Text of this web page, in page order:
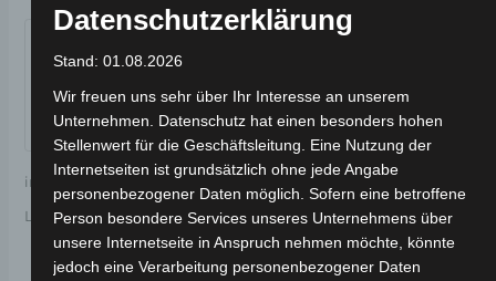
Garantiert sicherer Checkout
inkl. 19 % MwSt.
Kostenloser Versand
Lieferzeit:Versandfertig innerhalb 24 Stunden*
Datenschutzerklärung
Stand: 01.08.2026
Wir freuen uns sehr über Ihr Interesse an unserem
Unternehmen. Datenschutz hat einen besonders hohen
Stellenwert für die Geschäftsleitung. Eine Nutzung der
Internetseiten ist grundsätzlich ohne jede Angabe
personenbezogener Daten möglich. Sofern eine betroffene
Person besondere Services unseres Unternehmens über
unsere Internetseite in Anspruch nehmen möchte, könnte
jedoch eine Verarbeitung personenbezogener Daten